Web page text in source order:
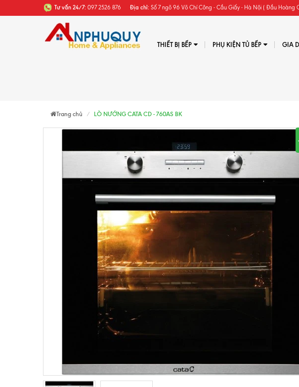
Tư vấn 24/7: 097 2526 876 Địa chỉ: Số 7 ngõ 96 Võ Chí Công - Cầu Giấy - Hà Nội ( Đầu Hoàng
THIẾT BỊ BẾP PHỤ KIỆN TỦ BẾP GIA
Trang chủ LÒ NƯỚNG CATA CD - 760AS BK